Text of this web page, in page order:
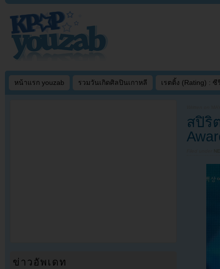
หน้าแรก youzab รวมวันเกิดศิลปินเกาหลี เรตติ้ง (Rating) : ซี
สปิริ
ข่าวอัพเดท